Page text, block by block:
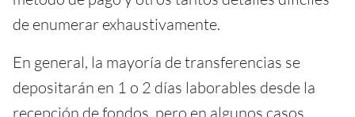
de enumerar exhaustivamente.
En general, la mayoría de transferencias se
depositarán en 1 o 2 días laborables desde la
recepción de fondos, pero en algunos casos